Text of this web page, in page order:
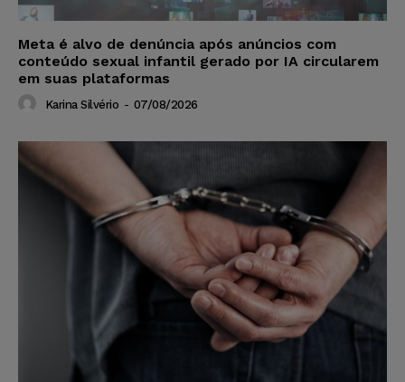
Meta é alvo de denúncia após anúncios com
conteúdo sexual infantil gerado por IA circularem
em suas plataformas
Karina Silvério - 07/08/2026